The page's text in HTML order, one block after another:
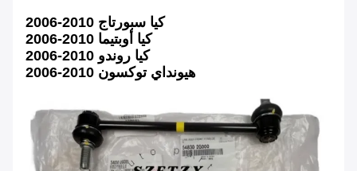
2006-2010 كيا سبورتاج
2006-2010 كيا أوبتيما
2006-2010 كيا روندو
2006-2010 هيونداي توكسون